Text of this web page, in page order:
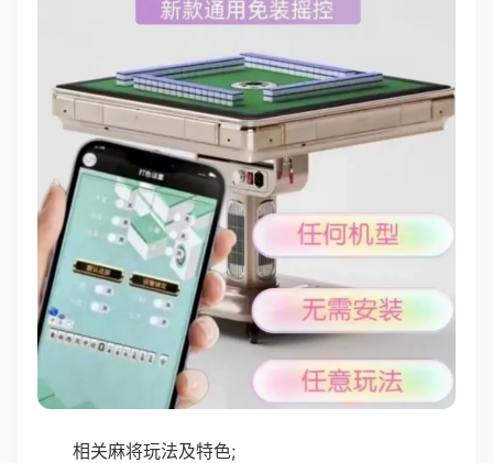
相关麻将玩法及特色;